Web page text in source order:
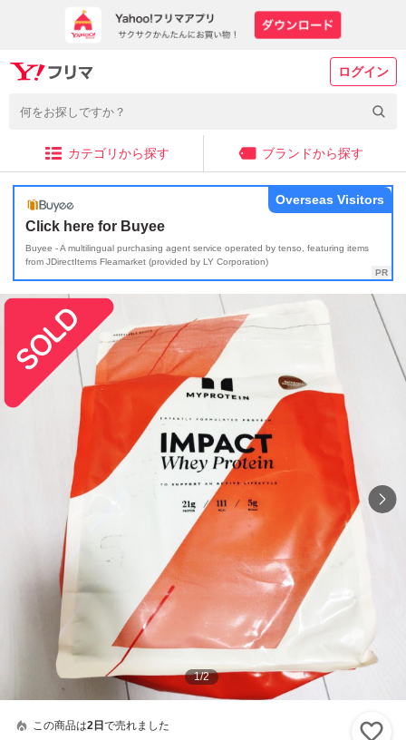
ログイン
カテゴリから探す ブランドから探す
Click here for Buyee
Buyee - A multilingual purchasing agent service operated by tenso, featuring items
from JDirectItems Fleamarket (provided by LY Corporation)
Overseas Visitors
1/2
この商品は2日 で売れました